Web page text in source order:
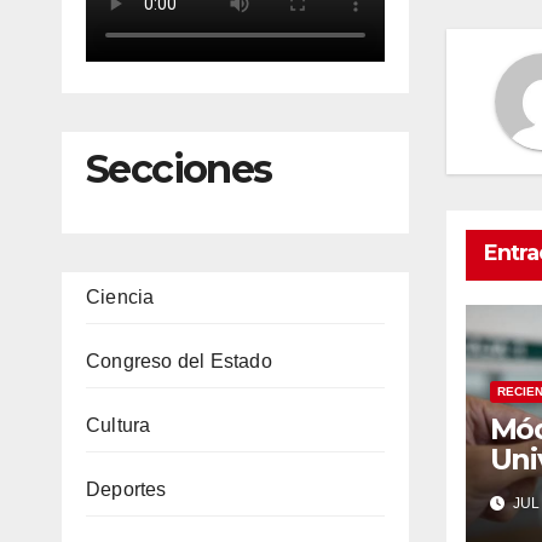
Secciones
Ciencia
Congreso del Estado
Cultura
Deportes
en
JUL